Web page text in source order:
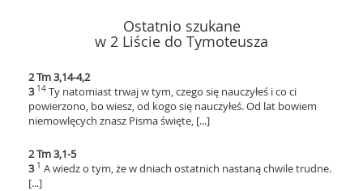
Ostatnio szukane
w 2 Liście do Tymoteusza
2 Tm 3,14-4,2
3 14 Ty natomiast trwaj w tym, czego się nauczyłeś i co ci
powierzono, bo wiesz, od kogo się nauczyłeś. Od lat bowiem
niemowlęcych znasz Pisma święte, [...]
2 Tm 3,1-5
3 1 A wiedz o tym, że w dniach ostatnich nastaną chwile trudne.
[...]